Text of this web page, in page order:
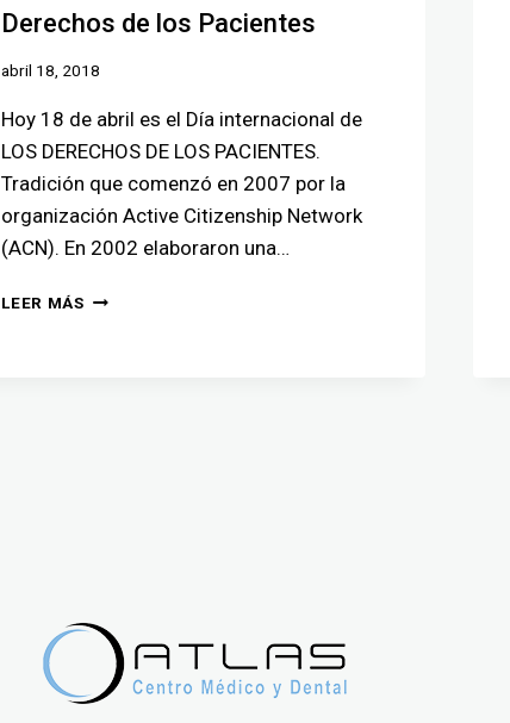
Derechos de los Pacientes
abril 18, 2018
Hoy 18 de abril es el Día internacional de
LOS DERECHOS DE LOS PACIENTES.
Tradición que comenzó en 2007 por la
organización Active Citizenship Network
(ACN). En 2002 elaboraron una…
LEER MÁS